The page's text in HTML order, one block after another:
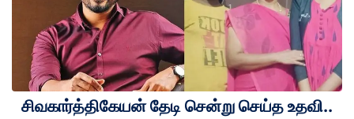
சிவகார்த்திகேயன் தேடி சென்று செய்த உதவி..